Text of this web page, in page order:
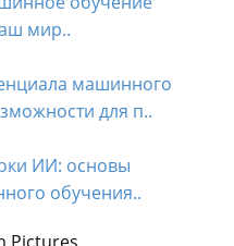
мир..
машинного
для п..
ИИ: основы
обучения..